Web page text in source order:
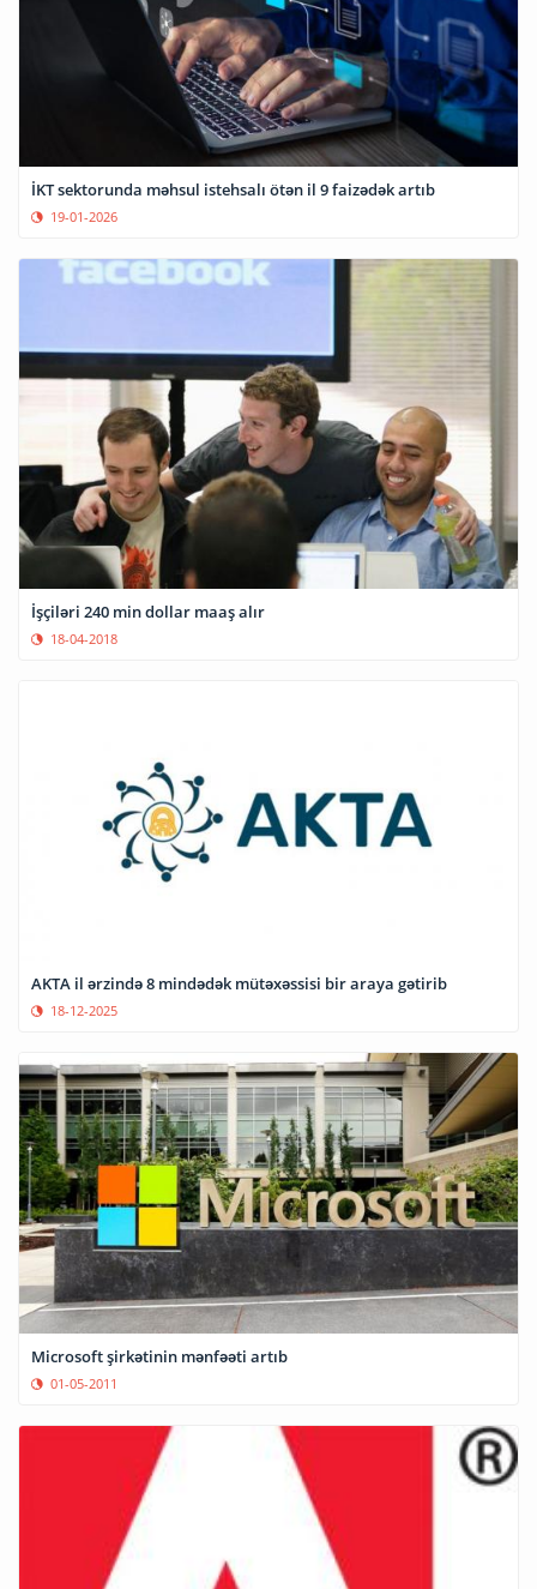
İKT sektorunda məhsul istehsalı ötən il 9 faizədək artıb
19-01-2026
İşçiləri 240 min dollar maaş alır
18-04-2018
AKTA il ərzində 8 mindədək mütəxəssisi bir araya gətirib
18-12-2025
Microsoft şirkətinin mənfəəti artıb
01-05-2011